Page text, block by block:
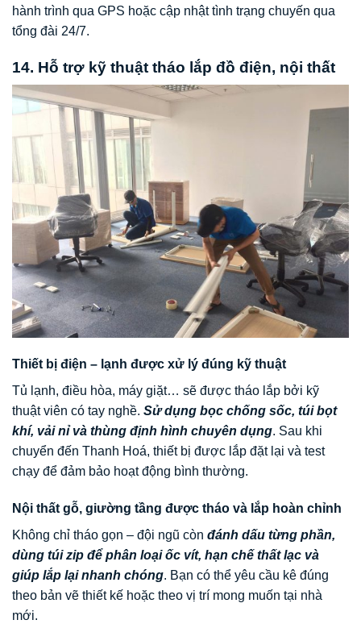
hành trình qua GPS hoặc cập nhật tình trạng chuyến qua
tổng đài 24/7.
14. Hỗ trợ kỹ thuật tháo lắp đồ điện, nội thất
Thiết bị điện – lạnh được xử lý đúng kỹ thuật
Tủ lạnh, điều hòa, máy giặt… sẽ được tháo lắp bởi kỹ
thuật viên có tay nghề. Sử dụng bọc chống sốc, túi bọt
khí, vải nỉ và thùng định hình chuyên dụng. Sau khi
chuyển đến Thanh Hoá, thiết bị được lắp đặt lại và test
chạy để đảm bảo hoạt động bình thường.
Nội thất gỗ, giường tầng được tháo và lắp hoàn chỉnh
Không chỉ tháo gọn – đội ngũ còn đánh dấu từng phần,
dùng túi zip để phân loại ốc vít, hạn chế thất lạc và
giúp lắp lại nhanh chóng. Bạn có thể yêu cầu kê đúng
theo bản vẽ thiết kế hoặc theo vị trí mong muốn tại nhà
mới.